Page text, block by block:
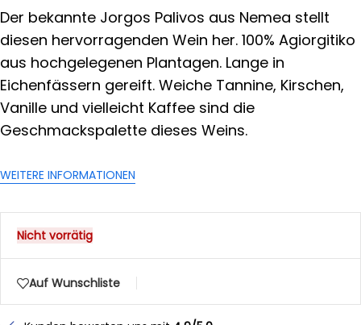
Der bekannte Jorgos Palivos aus Nemea stellt
diesen hervorragenden Wein her. 100% Agiorgitiko
aus hochgelegenen Plantagen. Lange in
Eichenfässern gereift. Weiche Tannine, Kirschen,
Vanille und vielleicht Kaffee sind die
Geschmackspalette dieses Weins.
WEITERE INFORMATIONEN
Nicht vorrätig
Auf Wunschliste